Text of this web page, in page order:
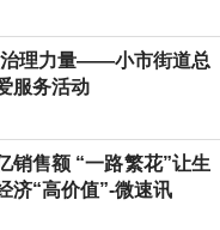
理力量——小市街道总
服务活动
销售额 “一路繁花”让生
济“高价值”-微速讯